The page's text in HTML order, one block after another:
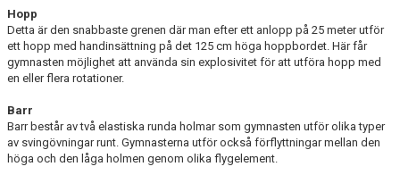
Hopp
Detta är den snabbaste grenen där man efter ett anlopp på 25 meter utför
ett hopp med handinsättning på det 125 cm höga hoppbordet. Här får
gymnasten möjlighet att använda sin explosivitet för att utföra hopp med
en eller flera rotationer.
Barr
Barr består av två elastiska runda holmar som gymnasten utför olika typer
av svingövningar runt. Gymnasterna utför också förflyttningar mellan den
höga och den låga holmen genom olika flygelement.